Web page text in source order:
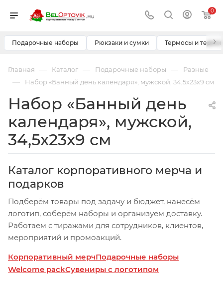
0
Подарочные наборы Рюкзаки и сумки Термосы и ›
Главная — Каталог — Подарочные наборы — Разные
— Набор «Банный день календаря», мужской, 34,5х23х9 см
Набор «Банный день
календаря», мужской,
34,5х23х9 см
Каталог корпоративного мерча и
подарков
Подберём товары под задачу и бюджет, нанесём
логотип, соберём наборы и организуем доставку.
Работаем с тиражами для сотрудников, клиентов,
мероприятий и промоакций.
Корпоративный мерчПодарочные наборы
Welcome packСувениры с логотипом